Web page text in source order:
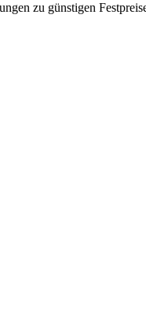
zu günstigen